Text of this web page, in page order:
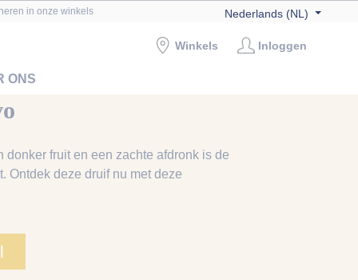
Nederlands (NL)
in onze winkels
ONS
Winkels Inloggen
fruit en een zachte afdronk is de
Ontdek deze druif nu met deze